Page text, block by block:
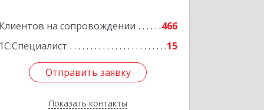
Клиентов на сопровождении
466
1С:Специалист
15
Отправить заявку
Показать контакты
Подробнее
Отправить заявку
Назад